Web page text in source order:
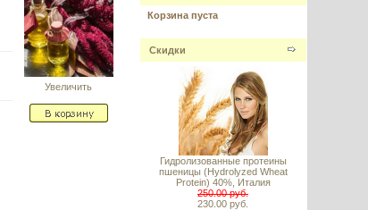
Увеличить
Корзина пуста
Скидки
Гидролизованные протеины
пшеницы (Hydrolyzed Wheat
Protein) 40%, Италия
250.00 руб.
230.00 руб.